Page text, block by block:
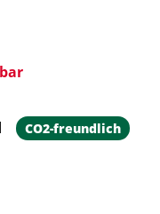
CO2-freundlich